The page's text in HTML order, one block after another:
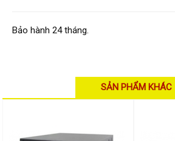
Khóa điện tử KBVISION
LẮP ĐẶT CAMERA TRỌN GÓI
GIẢI PHÁP CAMERA AN NINH
BÁO ĐỘNG CHỐNG TRỘM
Hỗ trợ kỹ thuật
Bảo hành 24 tháng.
SẢN PHẨM KHÁC